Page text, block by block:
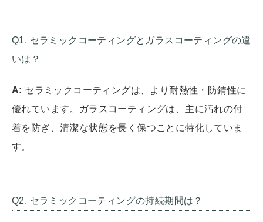
Q1. セラミックコーティングとガラスコーティングの違
いは？
A: セラミックコーティングは、より耐熱性・防錆性に
優れています。ガラスコーティングは、主に汚れの付
着を防ぎ、清潔な状態を長く保つことに特化していま
す。
Q2. セラミックコーティングの持続期間は？